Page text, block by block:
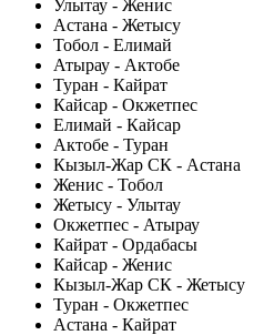
Улытау - Женис
Астана - Жетысу
Тобол - Елимай
Атырау - Актобе
Туран - Кайрат
Кайсар - Окжетпес
Елимай - Кайсар
Актобе - Туран
Кызыл-Жар СК - Астана
Женис - Тобол
Жетысу - Улытау
Окжетпес - Атырау
Кайрат - Ордабасы
Кайсар - Женис
Кызыл-Жар СК - Жетысу
Туран - Окжетпес
Астана - Кайрат